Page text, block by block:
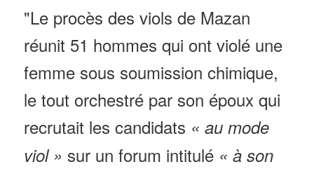
"Le procès des viols de Mazan
réunit 51 hommes qui ont violé une
femme sous soumission chimique,
le tout orchestré par son époux qui
recrutait les candidats « au mode
viol » sur un forum intitulé « à son